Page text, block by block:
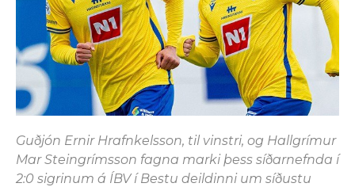
Guðjón Ernir Hrafnkelsson, til vinstri, og Hallgrímur
Mar Steingrímsson fagna marki þess síðarnefnda í
2:0 sigrinum á ÍBV í Bestu deildinni um síðustu